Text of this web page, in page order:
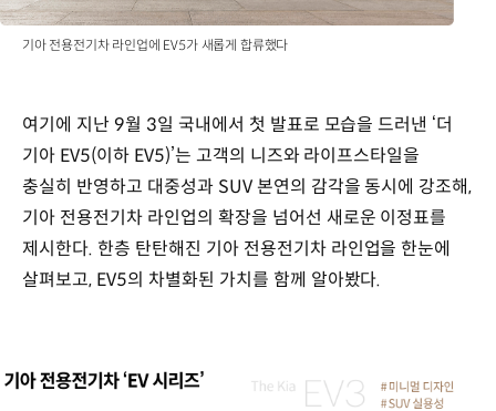
기아 전용전기차 라인업에 EV5가 새롭게 합류했다
여기에 지난 9월 3일 국내에서 첫 발표로 모습을 드러낸 ‘더
기아 EV5(이하 EV5)’는 고객의 니즈와 라이프스타일을
충실히 반영하고 대중성과 SUV 본연의 감각을 동시에 강조해,
기아 전용전기차 라인업의 확장을 넘어선 새로운 이정표를
제시한다. 한층 탄탄해진 기아 전용전기차 라인업을 한눈에
살펴보고, EV5의 차별화된 가치를 함께 알아봤다.